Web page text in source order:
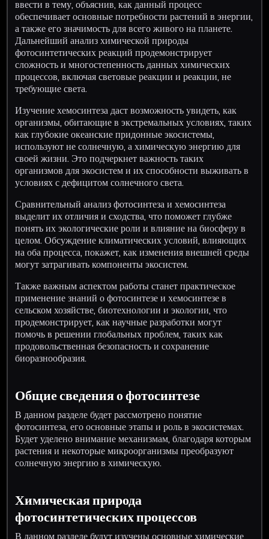
ввести в тему, объяснив, как данный процесс
обеспечивает основные потребности растений в энергии,
а также его значимость для всего живого на планете.
Дальнейший анализ химической природы
фотосинтетических реакций продемонстрирует
сложность и многостепенность данных химических
процессов, включая световые реакции и реакции, не
требующие света.
Изучение хемосинтеза даст возможность увидеть, как
организмы, обитающие в экстремальных условиях, таких
как глубокие океанские придонные экосистемы,
используют не солнечную, а химическую энергию для
своей жизни. Это подчеркнет важность таких
организмов для экосистем и их способности выживать в
условиях с дефицитом солнечного света.
Сравнительный анализ фотосинтеза и хемосинтеза
выделит их отличия и сходства, что поможет глубже
понять их экологические роли и влияние на биосферу в
целом. Обсуждение климатических условий, влияющих
на оба процесса, покажет, как изменения внешней среды
могут затрагивать компоненты экосистем.
Также важным аспектом работы станет практическое
применение знаний о фотосинтезе и хемосинтезе в
сельском хозяйстве, биотехнологии и экологии, что
продемонстрирует, как научные разработки могут
помочь в решении глобальных проблем, таких как
продовольственная безопасность и сохранение
биоразнообразия.
Общие сведения о фотосинтезе
В данном разделе будет рассмотрено понятие
фотосинтеза, его основные этапы и роль в экосистемах.
Будет уделено внимание механизмам, благодаря которым
растения и некоторые микроорганизмы преобразуют
солнечную энергию в химическую.
Химическая природа
фотосинтетических процессов
В данном разделе будут изучены основные химические